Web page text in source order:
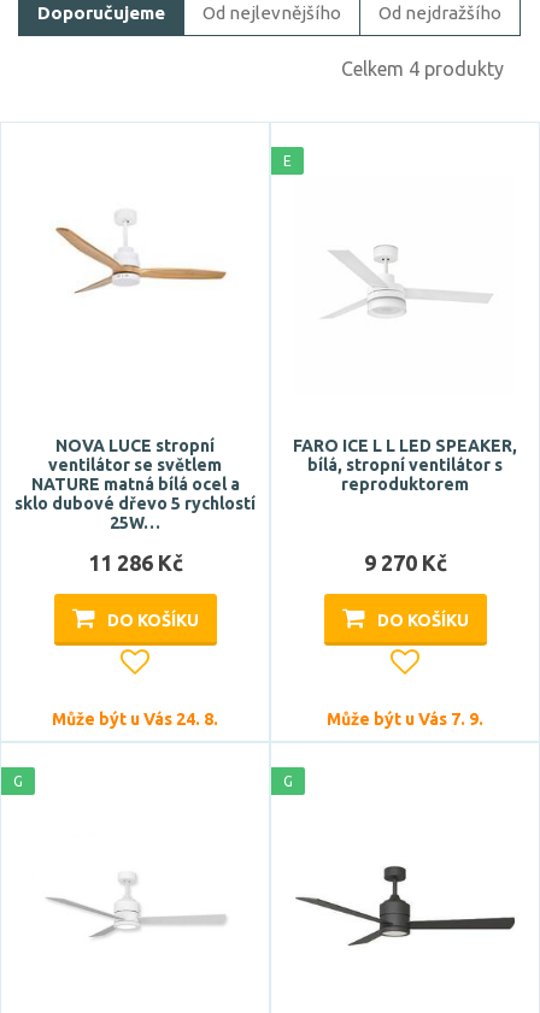
Cena
Značka
Azzardo
Počet světelných zdrojů
Barva světla
Doporučujeme Od nejlevnějšího Od nejdražšího
Celkem 4 produkty
NOVA LUCE stropní
ventilátor se světlem
NATURE matná bílá ocel a
sklo dubové dřevo 5 rychlostí
25W…
11 286 Kč
DO KOŠÍKU
Může být u Vás 24. 8.
E
FARO ICE L L LED SPEAKER,
bílá, stropní ventilátor s
reproduktorem
9 270 Kč
DO KOŠÍKU
Může být u Vás 7. 9.
G G